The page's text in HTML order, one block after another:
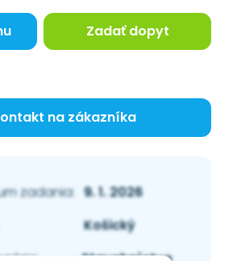
Zadať dopyt
na zákazníka
zadania: 9. 1. 2026
Košický